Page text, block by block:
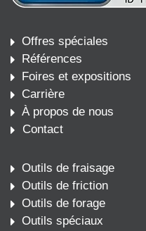
Offres spéciales
Références
Foires et expositions
Carrière
À propos de nous
Contact
Outils de fraisage
Outils de friction
Outils de forage
Outils spéciaux